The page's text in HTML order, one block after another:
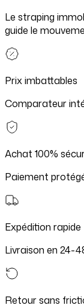
Le straping
guide le
Prix imbattables
Comparateur
Achat 100%
Paiement
Expédition rapide
Livraison en 24-
Retour sans